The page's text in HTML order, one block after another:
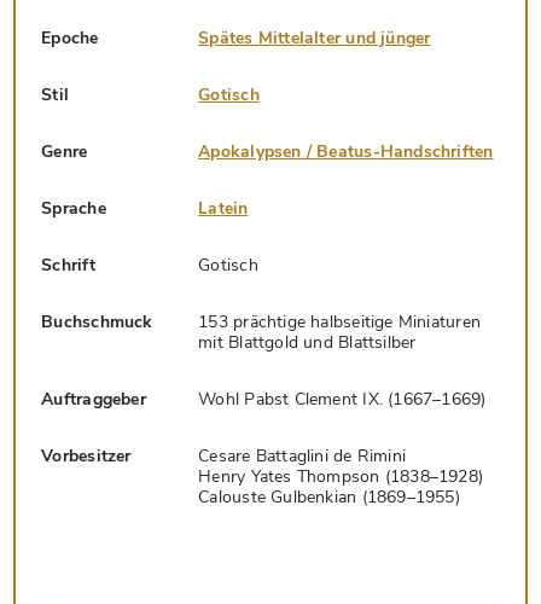
Epoche Spätes Mittelalter und jünger
Stil Gotisch
Genre Apokalypsen / Beatus-Handschriften
Sprache Latein
Schrift Gotisch
Buchschmuck
153 prächtige halbseitige Miniaturen
mit Blattgold und Blattsilber
Auftraggeber Wohl Pabst Clement IX. (1667–1669)
Vorbesitzer
Cesare Battaglini de Rimini
Henry Yates Thompson (1838–1928)
Calouste Gulbenkian (1869–1955)